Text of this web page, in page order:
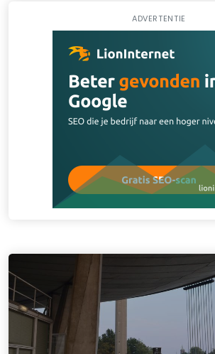
ADVERTENTIE